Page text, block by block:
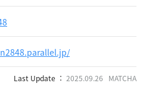
Last Update ： 2025.09.26 MATCHA